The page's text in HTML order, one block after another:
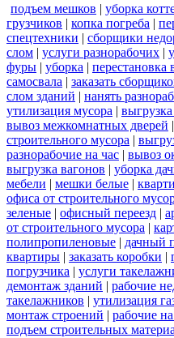
подъем мешков | уборка
грузчиков | копка погреба |
спецтехники | сборщики
слом | услуги разнорабочих |
фуры | уборка | перестановка
самосвала | заказать
слом зданий | нанять
утилизация мусора | выгрузка
вывоз межкомнатных дверей |
строительного мусора |
разнорабочие на час | вывоз
выгрузка вагонов | уборка
мебели | мешки белые |
офиса от строительного
зеленые | офисный переезд |
от строительного мусора |
полипропиленовые | дачный
квартиры | заказать коробки |
погрузчика | услуги
демонтаж зданий | рабочие
такелажников | утилизация
монтаж строений | рабочие
подъем строительных